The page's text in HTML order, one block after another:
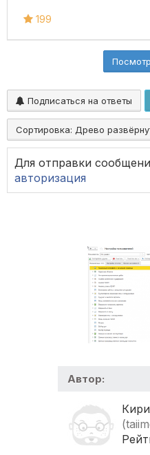
199
Подписаться на ответы
Сортировка: Древо
Для отправки
авторизация
Автор: